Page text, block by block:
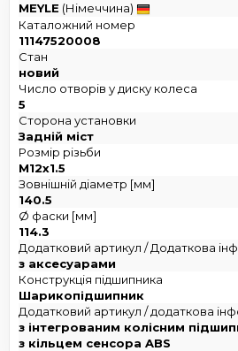
MEYLE (Німеччина)
Каталожний номер
11147520008
Стан
новий
Число отворів у диску колеса
5
Сторона установки
Задній міст
Розмір різьби
M12x1.5
Зовнішній діаметр [мм]
140.5
Ø фаски [мм]
114.3
Додатковий артикул / Додаткова
з аксесуарами
Конструкція підшипника
Шарикопідшипник
Додатковий артикул / додаткова
з інтегрованим колісним
з кільцем сенсора ABS